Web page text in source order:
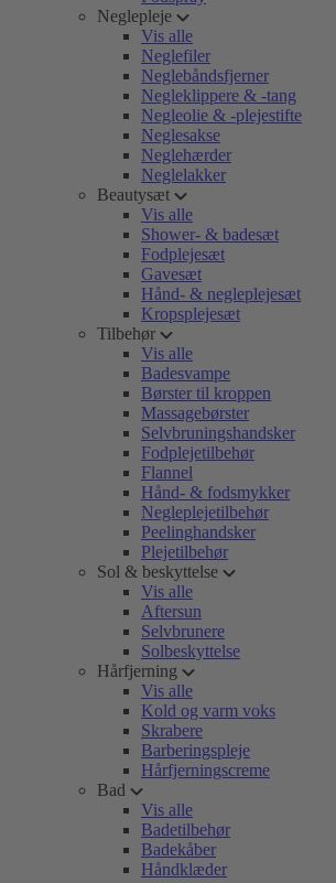
Neglepleje
Vis alle
Neglefiler
Neglebåndsfjerner
Negleklippere & -tang
Negleolie & -plejestifte
Neglesakse
Neglehærder
Neglelakker
Beautysæt
Vis alle
Shower- & badesæt
Fodplejesæt
Gavesæt
Hånd- & negleplejesæt
Kropsplejesæt
Tilbehør
Vis alle
Badesvampe
Børster til kroppen
Massagebørster
Selvbruningshandsker
Fodplejetilbehør
Flannel
Hånd- & fodsmykker
Negleplejetilbehør
Peelinghandsker
Plejetilbehør
Sol & beskyttelse
Vis alle
Aftersun
Selvbrunere
Solbeskyttelse
Hårfjerning
Vis alle
Kold og varm voks
Skrabere
Barberingspleje
Hårfjerningscreme
Bad
Vis alle
Badetilbehør
Badekåber
Håndklæder